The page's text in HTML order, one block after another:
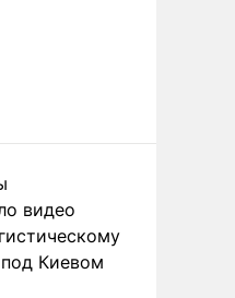
видео
Киевом